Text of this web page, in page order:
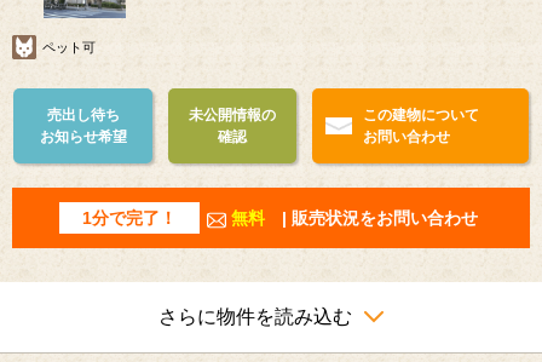
ペット可
売出し待ち
お知らせ希望
未公開情報の
確認
この建物について
お問い合わせ
1分で完了！ 無料 | 販売状況をお問い合わせ
さらに物件を読み込む